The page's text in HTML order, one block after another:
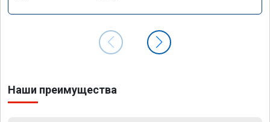
Наши преимущества